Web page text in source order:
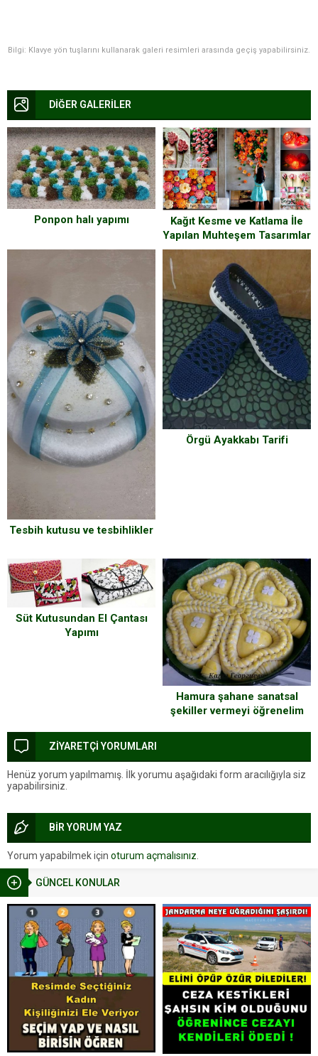
GÜNCEL KONULAR
Bilgi: Klavye yön tuşlarını kullanarak galeri resimleri arasında geçiş yapabilirsiniz.
DİĞER GALERİLER
Ponpon halı yapımı
Kağıt Kesme ve Katlama İle
Yapılan Muhteşem Tasarımlar
Tesbih kutusu ve tesbihlikler
Örgü Ayakkabı Tarifi
Süt Kutusundan El Çantası
Yapımı
Hamura şahane sanatsal
şekiller vermeyi öğrenelim
ZİYARETÇİ YORUMLARI
Henüz yorum yapılmamış. İlk yorumu aşağıdaki form aracılığıyla siz
yapabilirsiniz.
BİR YORUM YAZ
Yorum yapabilmek için oturum açmalısınız